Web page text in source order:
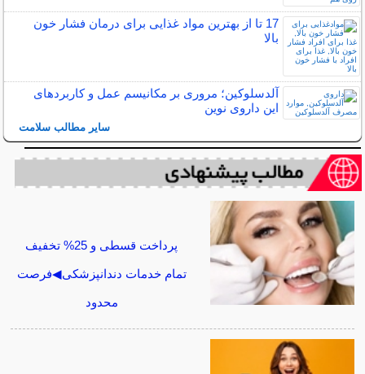
17 تا از بهترین مواد غذایی برای درمان فشار خون
بالا
آلدسلوکین؛ مروری بر مکانیسم عمل و کاربردهای
این داروی نوین
سایر مطالب سلامت
پرداخت قسطی و 25% تخفیف
تمام خدمات دندانپزشکی◀فرصت
محدود